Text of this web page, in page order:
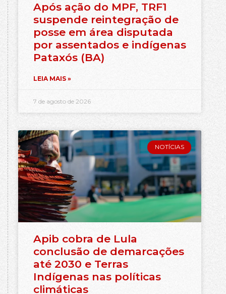
Após ação do MPF, TRF1
suspende reintegração de
posse em área disputada
por assentados e indígenas
Pataxós (BA)
LEIA MAIS »
7 de agosto de 2026
NOTÍCIAS
Apib cobra de Lula
conclusão de demarcações
até 2030 e Terras
Indígenas nas políticas
climáticas